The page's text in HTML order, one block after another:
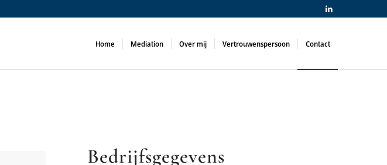
Home Mediation Over mij Vertrouwenspersoon Contact
Bedrijfsgegevens